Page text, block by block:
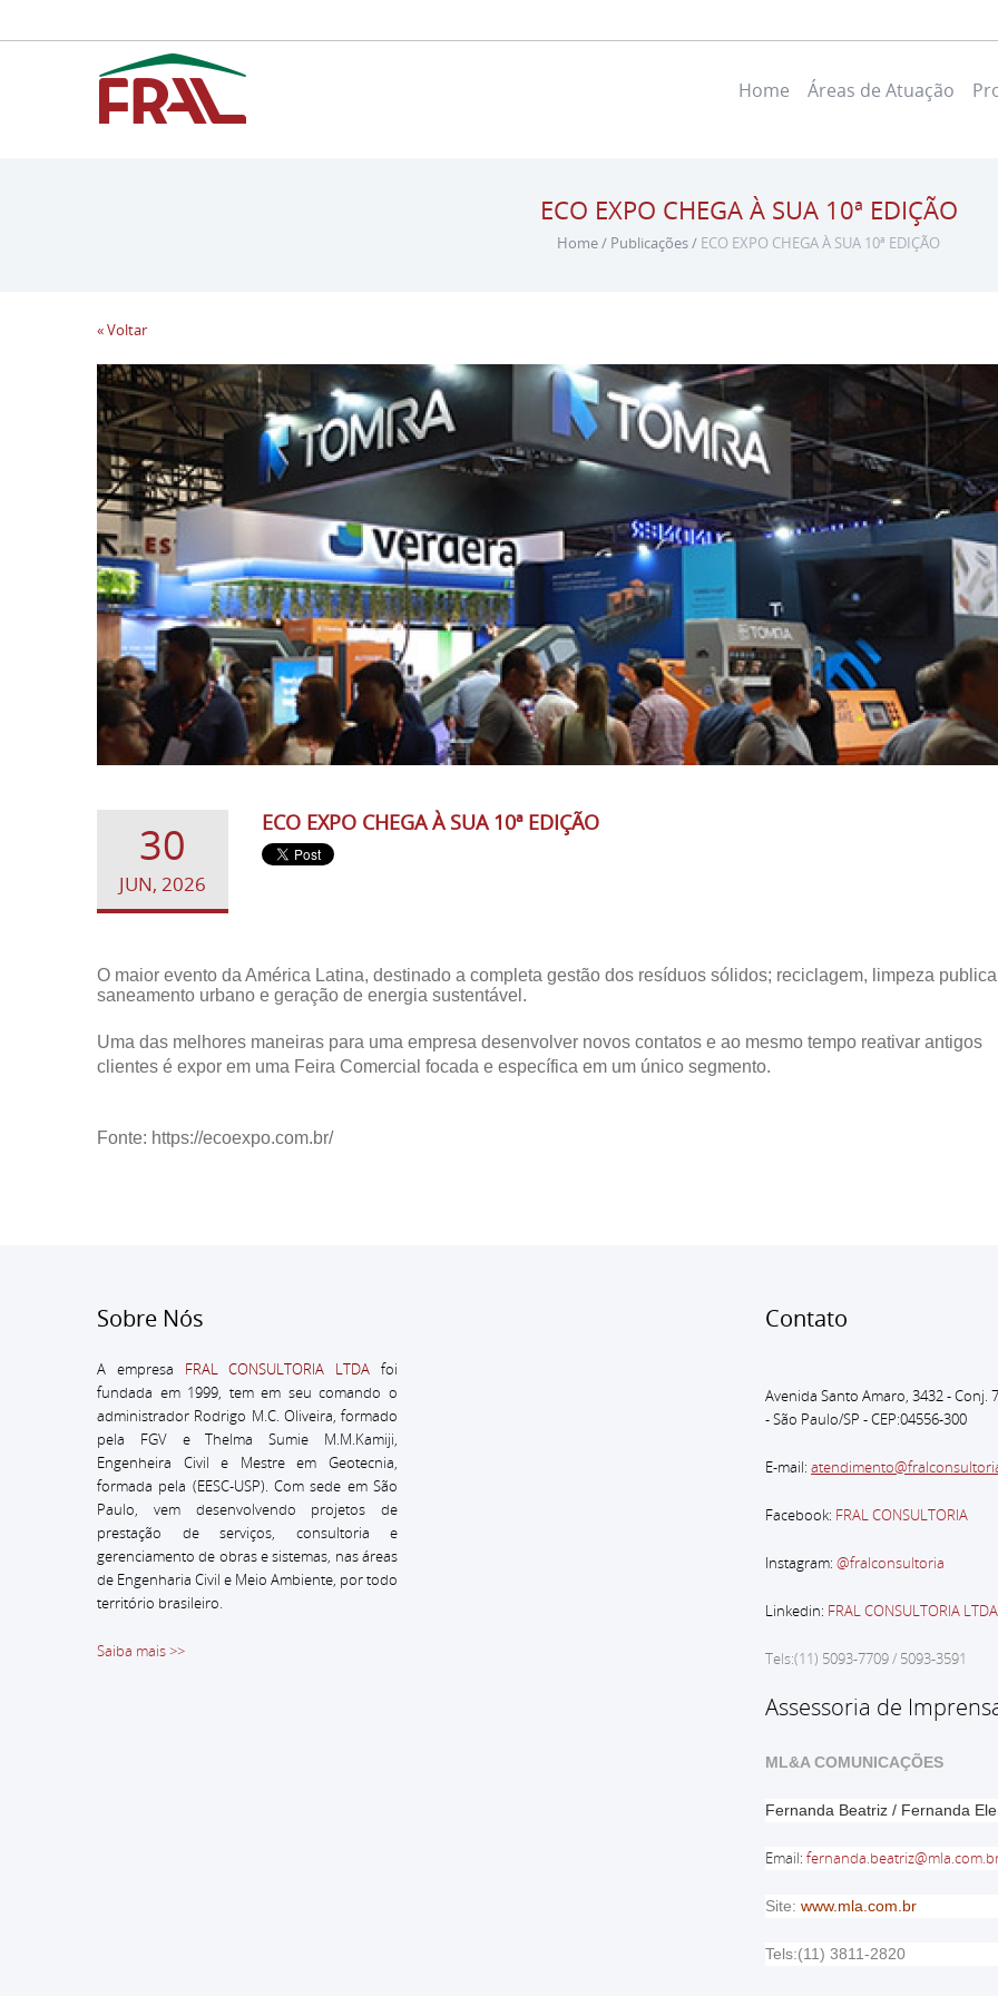
Home Áreas de Atuação
ECO EXPO CHEGA À SUA 10ª EDIÇÃO
Home/ Publicações/ ECO EXPO CHEGA À SUA 10ª EDIÇÃO
« Voltar
30
JUN, 2026
ECO EXPO CHEGA À SUA 10ª EDIÇÃO
O maior evento da América Latina, destinado a completa gestão dos resíduos sólidos; reciclagem, limpeza
saneamento urbano e geração de energia sustentável.
Uma das melhores maneiras para uma empresa desenvolver novos contatos e ao mesmo tempo reativar antigos
clientes é expor em uma Feira Comercial focada e específica em um único segmento.
Fonte: https://ecoexpo.com.br/
Sobre Nós
A empresa FRAL CONSULTORIA LTDA foi
fundada em 1999, tem em seu comando o
administrador Rodrigo M.C. Oliveira, formado
pela FGV e Thelma Sumie M.M.Kamiji,
Engenheira Civil e Mestre em Geotecnia,
formada pela (EESC-USP). Com sede em São
Paulo, vem desenvolvendo projetos de
prestação de serviços, consultoria e
gerenciamento de obras e sistemas, nas áreas
de Engenharia Civil e Meio Ambiente, por todo
território brasileiro.
Saiba mais >>
Avenida Santo Amaro, 3432 - Conj.
- São Paulo/SP - CEP:04556-300
E-mail:
Facebook: FRAL CONSULTORIA
Instagram: @fralconsultoria
Linkedin: FRAL CONSULTORIA LTDA
Tels:(11) 5093-7709 / 5093-3591
Assessoria de
ML&A COMUNICAÇÕES
Fernanda Beatriz / Fernanda
Email:
Site: www.mla.com.br
Tels:(11) 3811-2820